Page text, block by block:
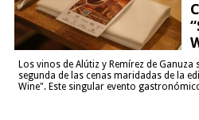
Los vinos de Alútiz y Remírez de
segunda de las cenas maridadas de la
Wine". Este singular evento